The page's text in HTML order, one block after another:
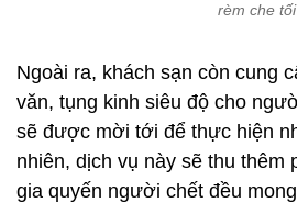
rèm che
Ngoài ra, khách sạn còn cung
văn, tụng kinh siêu độ cho
sẽ được mời tới để thực hiện
nhiên, dịch vụ này sẽ thu thêm
gia quyến người chết đều